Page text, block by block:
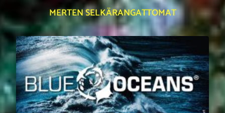
MERTEN SELKÄRANGATTOMAT